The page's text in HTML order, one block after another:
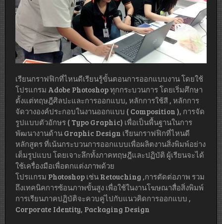
เรียนกราฟฟิกที่ไหนดีเรียนรู้ขั้นตอนการออกแบบงาน โดยใช้
โปรแกรม Adobe Photoshop ทุกกระบวนการ โดยเริ่มศึกษา
ตั้งแต่ทฤษฎีศิลปะและการออกแบบ, หลักการใช้สี , หลักการ
จัดวางองค์ประกอบในงานออกแบบ ( Composition ), การจัด
รูปแบบตัวอักษร ( Typo Graphic) เพื่อเป็นพื้นฐานในการ
พัฒนางานด้าน Graphic Design เรียนกราฟฟิกที่ไหนดี
หลักสูตร ที่เน้นกระบวนการออกแบบเพื่อผลิตงานสิ่งพิมพ์อย่าง
เต็มรูปแบบ โดยเจาะลึกทั้งภาคทฤษฎีและปฏิบัติ ผู้เรียนจะได้
ใช้เครื่องมือเพื่อตกแต่งภาพด้วย
โปรแกรม Photoshop เช่น Retouching ,การตัดต่อภาพ รวม
ถึงเทคนิคการซ้อนภาพขั้นสูง เพื่อใช้ในงานโฆษณาสื่อสิ่งพิมพ์
การเรียนภาคปฏิบัติจะควบคู่ไปกับแนวคิดการออกแบบ ,
Corporate Identity, Packaging Design